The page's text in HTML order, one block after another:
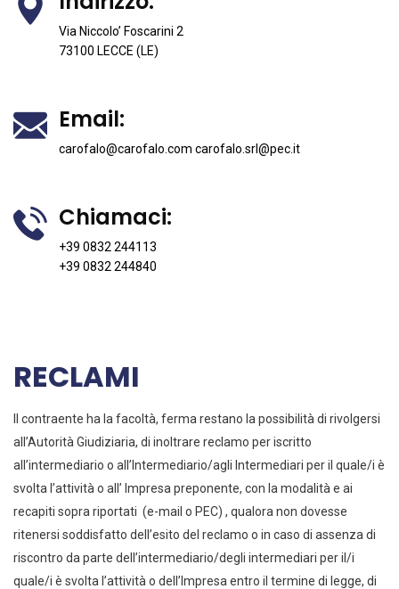
Via Niccolo’ Foscarini 2
73100 LECCE (LE)
Email:
carofalo@carofalo.com carofalo.srl@pec.it
Chiamaci:
+39 0832 244113
+39 0832 244840
RECLAMI
Il contraente ha la facoltà, ferma restano la possibilità di rivolgersi
all’Autorità Giudiziaria, di inoltrare reclamo per iscritto
all’intermediario o all’Intermediario/agli Intermediari per il quale/i è
svolta l’attività o all’ Impresa preponente, con la modalità e ai
recapiti sopra riportati (e-mail o PEC) , qualora non dovesse
ritenersi soddisfatto dell’esito del reclamo o in caso di assenza di
riscontro da parte dell’intermediario/degli intermediari per il/i
quale/i è svolta l’attività o dell’Impresa entro il termine di legge, di